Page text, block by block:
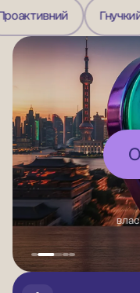
Гнучкий